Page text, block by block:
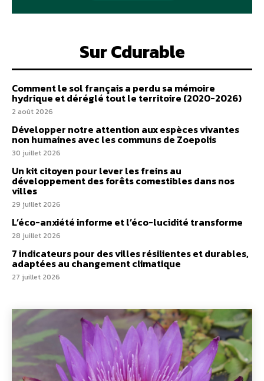
Sur Cdurable
Comment le sol français a perdu sa mémoire
hydrique et déréglé tout le territoire (2020-2026)
2 août 2026
Développer notre attention aux espèces vivantes
non humaines avec les communs de Zoepolis
30 juillet 2026
Un kit citoyen pour lever les freins au
développement des forêts comestibles dans nos
villes
29 juillet 2026
L’éco-anxiété informe et l’éco-lucidité transforme
28 juillet 2026
7 indicateurs pour des villes résilientes et durables,
adaptées au changement climatique
27 juillet 2026